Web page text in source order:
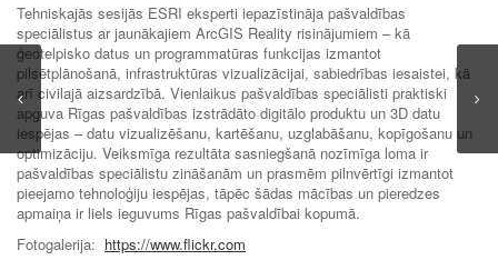
Tehniskajās sesijās ESRI eksperti iepazīstināja pašvaldības
speciālistus ar jaunākajiem ArcGIS Reality risinājumiem – kā
ģeotelpisko datus un programmatūras funkcijas izmantot
pilsētplānošanā, infrastruktūras vizualizācijai, sabiedrības iesaistei, kā
arī civilajā aizsardzībā. Vienlaikus pašvaldības speciālisti praktiski
apguva Rīgas pašvaldības izstrādāto digitālo produktu un 3D datu
iespējas – datu vizualizēšanu, kartēšanu, uzglabāšanu, kopīgošanu un
optimizāciju. Veiksmīga rezultāta sasniegšanā nozīmīga loma ir
pašvaldības speciālistu zināšanām un prasmēm pilnvērtīgi izmantot
pieejamo tehnoloģiju iespējas, tāpēc šādas mācības un pieredzes
apmaiņa ir liels ieguvums Rīgas pašvaldībai kopumā.
Fotogalerija: https://www.flickr.com